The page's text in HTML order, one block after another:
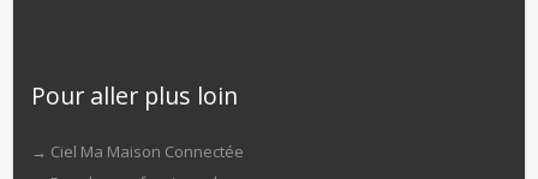
Pour aller plus loin
→ Ciel Ma Maison Connectée